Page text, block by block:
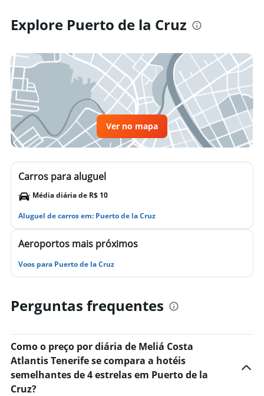
Explore Puerto de la Cruz
Ver no mapa
Carros para aluguel
Média diária de R$ 10
Aluguel de carros em: Puerto de la Cruz
Aeroportos mais próximos
Voos para Puerto de la Cruz
Perguntas frequentes
Como o preço por diária de Meliá Costa
Atlantis Tenerife se compara a hotéis
semelhantes de 4 estrelas em Puerto de la
Cruz?